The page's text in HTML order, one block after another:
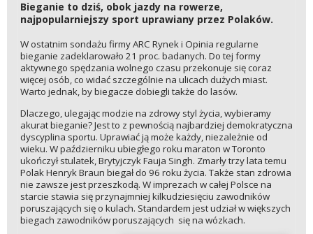
Bieganie to dziś, obok jazdy na rowerze,
najpopularniejszy sport uprawiany przez Polaków.
W ostatnim sondażu firmy ARC Rynek i Opinia regularne
bieganie zadeklarowało 21 proc. badanych. Do tej formy
aktywnego spędzania wolnego czasu przekonuje się coraz
więcej osób, co widać szczególnie na ulicach dużych miast.
Warto jednak, by biegacze dobiegli także do lasów.
Dlaczego, ulegając modzie na zdrowy styl życia, wybieramy
akurat bieganie? Jest to z pewnością najbardziej demokratyczna
dyscyplina sportu. Uprawiać ją może każdy, niezależnie od
wieku. W październiku ubiegłego roku maraton w Toronto
ukończył stulatek, Brytyjczyk Fauja Singh. Zmarły trzy lata temu
Polak Henryk Braun biegał do 96 roku życia. Także stan zdrowia
nie zawsze jest przeszkodą. W imprezach w całej Polsce na
starcie stawia się przynajmniej kilkudziesięciu zawodników
poruszających się o kulach. Standardem jest udział w większych
biegach zawodników poruszających się na wózkach.